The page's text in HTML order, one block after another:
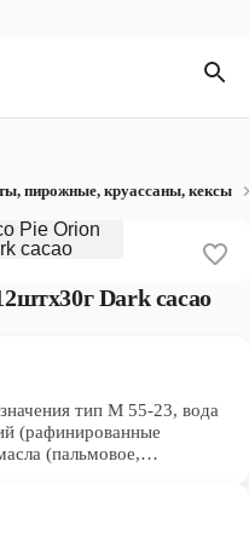
пирожные, круассаны, кексы
Dark cacao
тип М 55-23, вода
(рафинированные
(пальмовое,
растительные